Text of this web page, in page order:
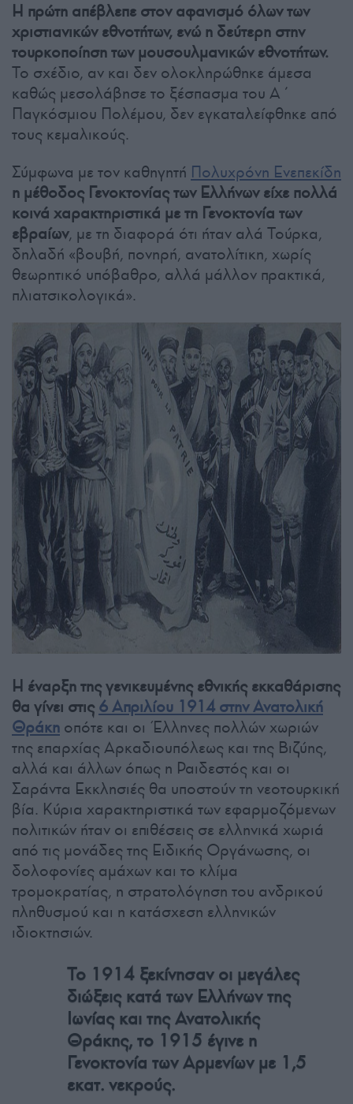
Η πρώτη απέβλεπε στον αφανισμό όλων των
χριστιανικών εθνοτήτων, ενώ η δεύτερη στην
τουρκοποίηση των μουσουλμανικών εθνοτήτων.
Το σχέδιο, αν και δεν ολοκληρώθηκε άμεσα
καθώς μεσολάβησε το ξέσπασμα του Α΄
Παγκόσμιου Πολέμου, δεν εγκαταλείφθηκε από
τους κεμαλικούς.
Σύμφωνα με τον καθηγητή Πολυχρόνη Ενεπεκίδη
η μέθοδος Γενοκτονίας των Ελλήνων είχε πολλά
κοινά χαρακτηριστικά με τη Γενοκτονία των
εβραίων, με τη διαφορά ότι ήταν αλά Τούρκα,
δηλαδή «βουβή, πονηρή, ανατολίτικη, χωρίς
θεωρητικό υπόβαθρο, αλλά μάλλον πρακτικά,
πλιατσικολογικά».
Η έναρξη της γενικευμένης εθνικής εκκαθάρισης
θα γίνει στις6 Απριλίου 1914 στην Ανατολική
Θράκη οπότε και οι Έλληνες πολλών χωριών
της επαρχίας Αρκαδιουπόλεως και της Βιζύης,
αλλά και άλλων όπως η Ραιδεστός και οι
Σαράντα Εκκλησιές θα υποστούν τη νεοτουρκική
βία. Κύρια χαρακτηριστικά των εφαρμοζόμενων
πολιτικών ήταν οι επιθέσεις σε ελληνικά χωριά
από τις μονάδες της Ειδικής Οργάνωσης, οι
δολοφονίες αμάχων και το κλίμα
τρομοκρατίας, η στρατολόγηση του ανδρικού
πληθυσμού και η κατάσχεση ελληνικών
ιδιοκτησιών.
Το 1914 ξεκίνησαν οι μεγάλες
διώξεις κατά των Ελλήνων της
Ιωνίας και της Ανατολικής
Θράκης, το 1915 έγινε η
Γενοκτονία των Αρμενίων με 1,5
εκατ. νεκρούς.